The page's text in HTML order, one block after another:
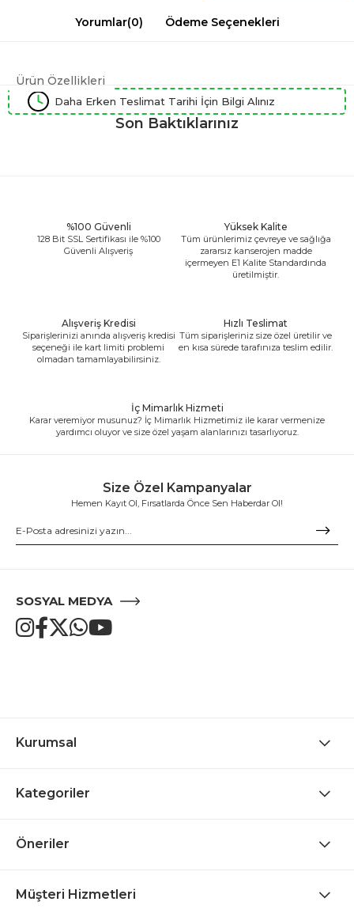
Yorumlar(0) Ödeme Seçenekleri
Ürün Özellikleri
Daha Erken Teslimat Tarihi İçin Bilgi Alınız
Son Baktıklarınız
%100 Güvenli
128 Bit SSL Sertifikası ile %100
Güvenli Alışveriş
Yüksek Kalite
Tüm ürünlerimiz çevreye ve sağlığa
zararsız kanserojen madde
içermeyen E1 Kalite Standardında
üretilmiştir.
Alışveriş Kredisi
Siparişlerinizi anında alışveriş kredisi
seçeneği ile kart limiti problemi
olmadan tamamlayabilirsiniz.
Hızlı Teslimat
Tüm siparişleriniz size özel üretilir ve
en kısa sürede tarafınıza teslim edilir.
İç Mimarlık Hizmeti
Karar veremiyor musunuz? İç Mimarlık Hizmetimiz ile karar vermenize
yardımcı oluyor ve size özel yaşam alanlarınızı tasarlıyoruz.
Size Özel Kampanyalar
Hemen Kayıt Ol, Fırsatlarda Önce Sen Haberdar Ol!
SOSYAL MEDYA
Kurumsal
Kategoriler
Öneriler
Müşteri Hizmetleri